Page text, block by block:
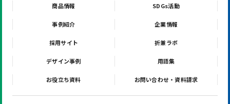
商品情報 SDGs活動
事例紹介 企業情報
採用サイト 折兼ラボ
デザイン事例 用語集
お役立ち資料 お問い合わせ・資料請求